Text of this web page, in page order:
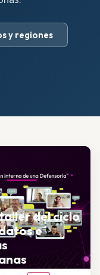
y regiones
del ciclo
e